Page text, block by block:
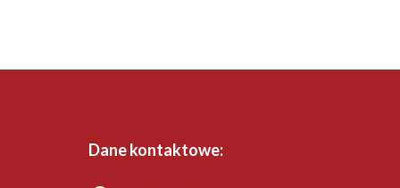
Dane kontaktowe: